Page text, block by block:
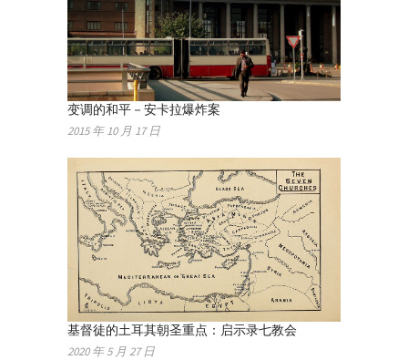
变调的和平－安卡拉爆炸案
2015 年 10 月 17 日
基督徒的土耳其朝圣重点：启示录七教会
2020 年 5 月 27 日